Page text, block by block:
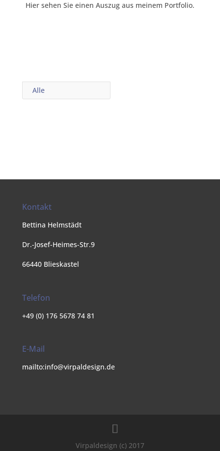
Hier sehen Sie einen Auszug aus meinem Portfolio.
Alle
Kontakt
Bettina Helmstädt
Dr.-Josef-Heimes-Str.9
66440 Blieskastel
Telefon
+49 (0) 176 5678 74 81
E-Mail
mailto:info@virpaldesign.de
Virpaldesign (c) 2017